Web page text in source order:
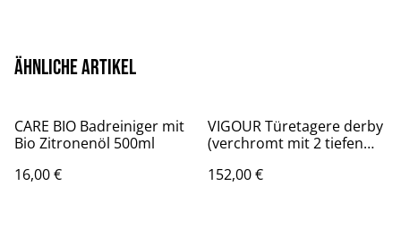
Ähnliche Artikel
CARE BIO Badreiniger mit
Bio Zitronenöl 500ml
16,00 €
VIGOUR Türetagere derby
(verchromt mit 2 tiefen
152,00 €